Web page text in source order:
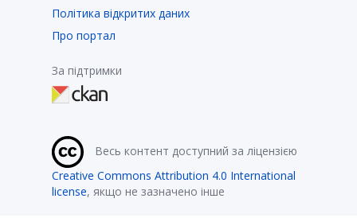
Політика відкритих даних
Про портал
За підтримки
Весь контент доступний за ліцензією
Creative Commons Attribution 4.0 International
license, якщо не зазначено інше